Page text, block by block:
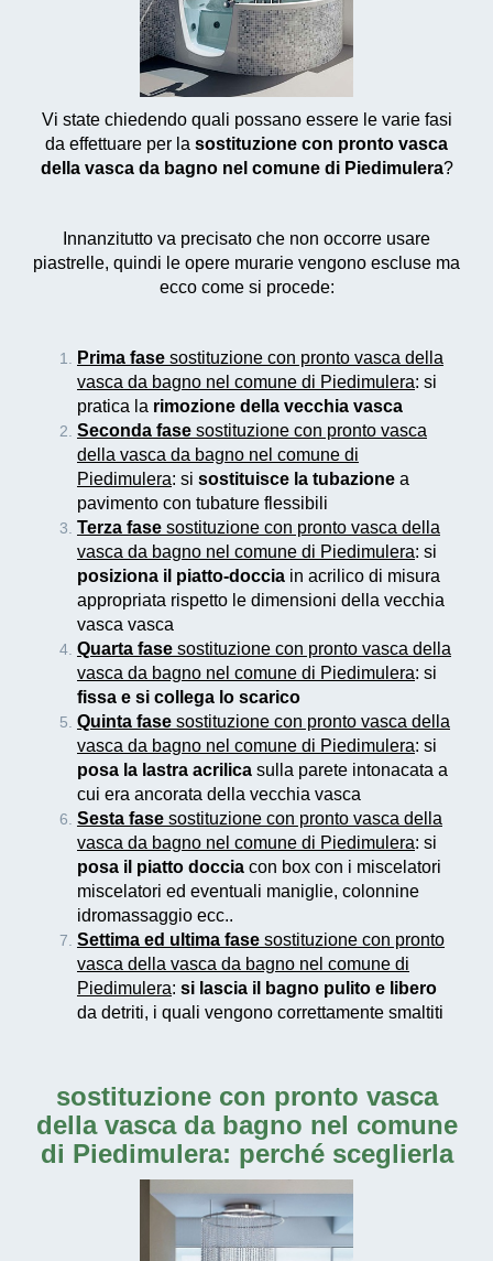
Vi state chiedendo quali possano essere le varie fasi
da effettuare per la sostituzione con pronto vasca
della vasca da bagno nel comune di Piedimulera?
Innanzitutto va precisato che non occorre usare
piastrelle, quindi le opere murarie vengono escluse ma
ecco come si procede:
Prima fase sostituzione con pronto vasca della
vasca da bagno nel comune di Piedimulera: si
pratica la rimozione della vecchia vasca
Seconda fase sostituzione con pronto vasca
della vasca da bagno nel comune di
Piedimulera: si sostituisce la tubazione a
pavimento con tubature flessibili
Terza fase sostituzione con pronto vasca della
vasca da bagno nel comune di Piedimulera: si
posiziona il piatto-doccia in acrilico di misura
appropriata rispetto le dimensioni della vecchia
vasca vasca
Quarta fase sostituzione con pronto vasca della
vasca da bagno nel comune di Piedimulera: si
fissa e si collega lo scarico
Quinta fase sostituzione con pronto vasca della
vasca da bagno nel comune di Piedimulera: si
posa la lastra acrilica sulla parete intonacata a
cui era ancorata della vecchia vasca
Sesta fase sostituzione con pronto vasca della
vasca da bagno nel comune di Piedimulera: si
posa il piatto doccia con box con i miscelatori
miscelatori ed eventuali maniglie, colonnine
idromassaggio ecc..
Settima ed ultima fase sostituzione con pronto
vasca della vasca da bagno nel comune di
Piedimulera: si lascia il bagno pulito e libero
da detriti, i quali vengono correttamente smaltiti
sostituzione con pronto vasca
della vasca da bagno nel comune
di Piedimulera: perché sceglierla